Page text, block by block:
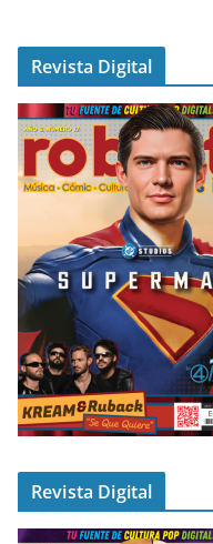
Revista Digital
Revista Digital